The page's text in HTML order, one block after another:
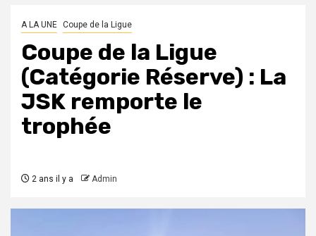
A LA UNE Coupe de la Ligue
Coupe de la Ligue
(Catégorie Réserve) : La
JSK remporte le
trophée
2 ans il y a Admin